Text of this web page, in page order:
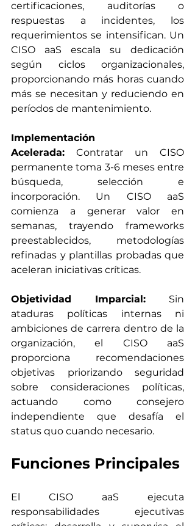
certificaciones, auditorías o
respuestas a incidentes, los
requerimientos se intensifican. Un
CISO aaS escala su dedicación
según ciclos organizacionales,
proporcionando más horas cuando
más se necesitan y reduciendo en
períodos de mantenimiento.
Implementación
Acelerada: Contratar un CISO
permanente toma 3-6 meses entre
búsqueda, selección e
incorporación. Un CISO aaS
comienza a generar valor en
semanas, trayendo frameworks
preestablecidos, metodologías
refinadas y plantillas probadas que
aceleran iniciativas críticas.
Objetividad Imparcial: Sin
ataduras políticas internas ni
ambiciones de carrera dentro de la
organización, el CISO aaS
proporciona recomendaciones
objetivas priorizando seguridad
sobre consideraciones políticas,
actuando como consejero
independiente que desafía el
status quo cuando necesario.
Funciones Principales
El CISO aaS ejecuta
responsabilidades ejecutivas